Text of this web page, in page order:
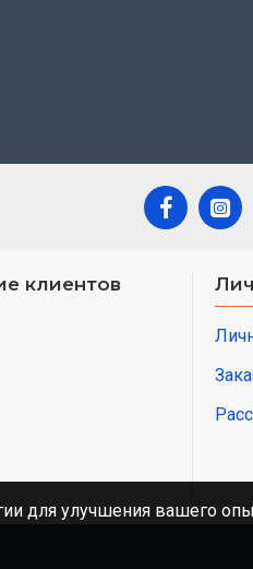
клиентов
для улучшения вашего